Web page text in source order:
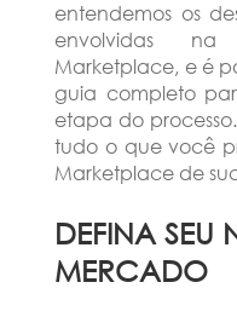
entendemos os
envolvidas
Marketplace, e é
guia completo
etapa do
tudo o que você
Marketplace de
DEFINA SEU
MERCADO